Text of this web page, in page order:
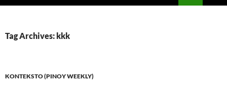
Tag Archives: kkk
KONTEKSTO (PINOY WEEKLY)